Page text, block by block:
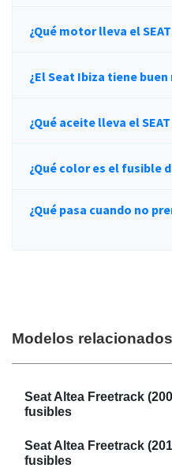
¿Qué motor lleva el
¿El Seat Ibiza tiene
¿Qué aceite lleva el
¿Qué color es el fusible
¿Qué pasa cuando no
Modelos relacionados
Seat Altea Freetrack
fusibles
Seat Altea Freetrack
fusibles